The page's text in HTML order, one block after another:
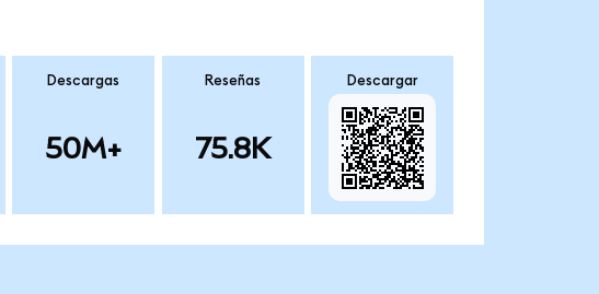
Descargas
50M+
Reseñas
75.8K
Descargar